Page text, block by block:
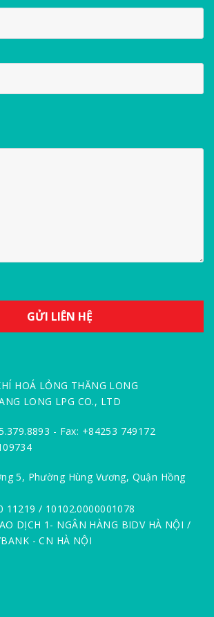
HOÁ LỎNG THĂNG LONG
LONG LPG CO., LTD
- Fax: +84253 749172
5, Phường Hùng Vương, Quận Hồng
11219 / 10102.0000001078
DỊCH 1- NGÂN HÀNG BIDV HÀ NỘI /
- CN HÀ NỘI